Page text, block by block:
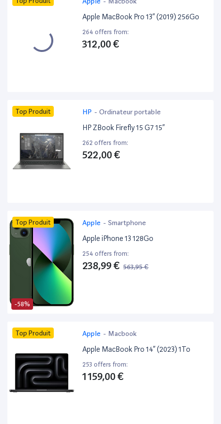
Apple MacBook Pro 13” (2019) 256Go
264 offers from:
312,00 €
Top Produit HP - Ordinateur portable
HP ZBook Firefly 15 G7 15”
262 offers from:
522,00 €
-58%
Top Produit Apple - Smartphone
Apple iPhone 13 128Go
254 offers from:
238,99 € 563,95 €
Top Produit Apple - Macbook
Apple MacBook Pro 14” (2023) 1To
253 offers from:
1 159,00 €